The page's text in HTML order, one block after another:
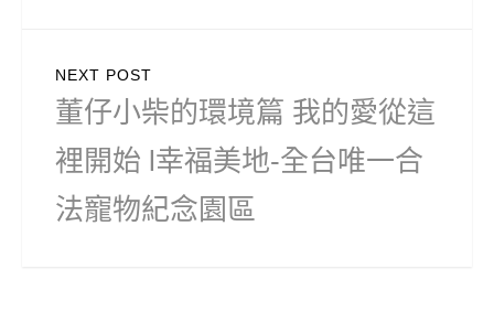
NEXT POST
Next
post:
董仔小柴的環境篇 我的愛從這
裡開始 l幸福美地-全台唯一合
法寵物紀念園區